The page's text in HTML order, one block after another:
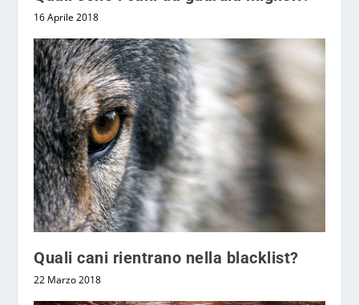
16 Aprile 2018
Quali cani rientrano nella blacklist?
22 Marzo 2018